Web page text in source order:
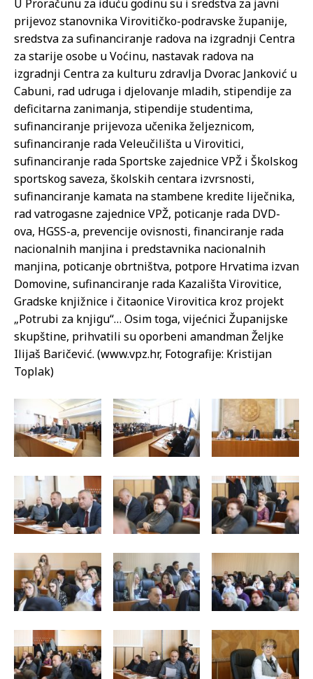
U Proračunu za iduću godinu su i sredstva za javni
prijevoz stanovnika Virovitičko-podravske županije,
sredstva za sufinanciranje radova na izgradnji Centra
za starije osobe u Voćinu, nastavak radova na
izgradnji Centra za kulturu zdravlja Dvorac Janković u
Cabuni, rad udruga i djelovanje mladih, stipendije za
deficitarna zanimanja, stipendije studentima,
sufinanciranje prijevoza učenika željeznicom,
sufinanciranje rada Veleučilišta u Virovitici,
sufinanciranje rada Sportske zajednice VPŽ i Školskog
sportskog saveza, školskih centara izvrsnosti,
sufinanciranje kamata na stambene kredite liječnika,
rad vatrogasne zajednice VPŽ, poticanje rada DVD-
ova, HGSS-a, prevencije ovisnosti, financiranje rada
nacionalnih manjina i predstavnika nacionalnih
manjina, poticanje obrtništva, potpore Hrvatima izvan
Domovine, sufinanciranje rada Kazališta Virovitice,
Gradske knjižnice i čitaonice Virovitica kroz projekt
„Potrubi za knjigu“… Osim toga, vijećnici Županijske
skupštine, prihvatili su oporbeni amandman Željke
Ilijaš Baričević. (www.vpz.hr, Fotografije: Kristijan
Toplak)